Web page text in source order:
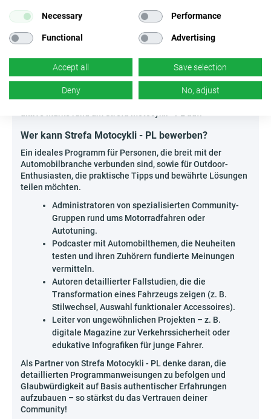
oder von erfahrenen Nutzern empfohlene
Accessoires präsentieren.
Organisiere Webinare oder Live-Chats mit
Experten, bei denen die Teilnehmer Fragen zur
Auswahl der Ausrüstung stellen und direkt deine
Affiliate-Links nutzen können.
Beziehe die Motorrad- und Autofahrer-Community ein,
inspiriere mit Produktauswahl und baue deine eigene,
aktive Marke rund um Strefa Motocykli - PL auf!
Wer kann Strefa Motocykli - PL bewerben?
Ein ideales Programm für Personen, die breit mit der
Automobilbranche verbunden sind, sowie für Outdoor-
Enthusiasten, die praktische Tipps und bewährte Lösungen
teilen möchten.
Administratoren von spezialisierten Community-
Gruppen rund ums Motorradfahren oder
Autotuning.
Podcaster mit Automobilthemen, die Neuheiten
testen und ihren Zuhörern fundierte Meinungen
vermitteln.
Autoren detaillierter Fallstudien, die die
Transformation eines Fahrzeugs zeigen (z. B.
Stilwechsel, Auswahl funktionaler Accessoires).
Leiter von ungewöhnlichen Projekten – z. B.
digitale Magazine zur Verkehrssicherheit oder
edukative Infografiken für junge Fahrer.
Als Partner von Strefa Motocykli - PL denke daran, die
detaillierten Programmanweisungen zu befolgen und
Glaubwürdigkeit auf Basis authentischer Erfahrungen
aufzubauen – so stärkst du das Vertrauen deiner
Community!
Necessary Performance
Functional Advertising
Accept all Save selection
Deny No, adjust